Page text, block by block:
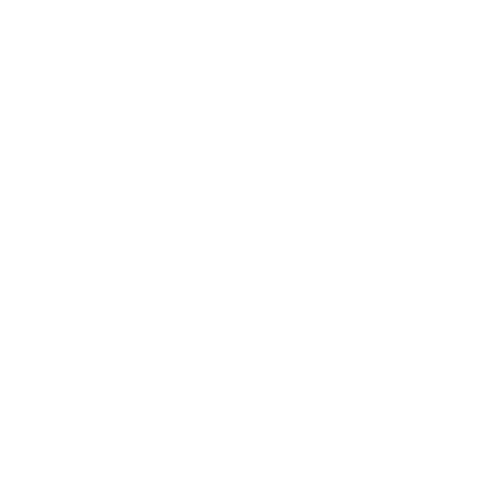
了承ください。
き作成されるも
をご了承くださ
です。
ありません。
です。
ず変更すること
1000ppm以下、
) : 1000ppm、
、
可)を取得する
これらの製造装
通知します。
ムロン制御